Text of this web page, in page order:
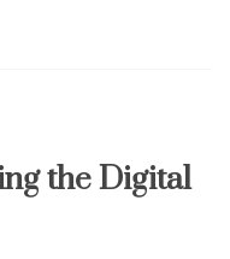
the Digital